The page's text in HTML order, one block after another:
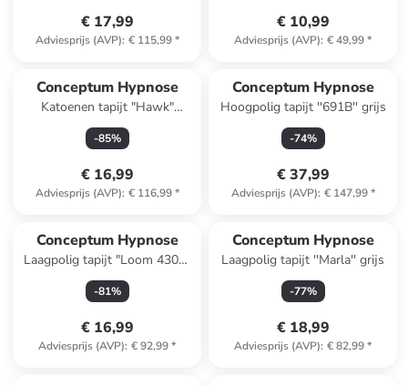
€ 17,99
Adviesprijs (AVP): € 115,99*
€ 10,99
Adviesprijs (AVP): € 49,99*
Conceptum Hypnose
Katoenen tapijt "Hawk"
beige/zwart
-85%
€ 16,99
Adviesprijs (AVP): € 116,99*
Conceptum Hypnose
Hoogpolig tapijt ''691B'' grijs
-74%
€ 37,99
Adviesprijs (AVP): € 147,99*
Conceptum Hypnose
Laagpolig tapijt "Loom 4300"
beige
-81%
€ 16,99
Adviesprijs (AVP): € 92,99*
Conceptum Hypnose
Laagpolig tapijt ''Marla'' grijs
-77%
€ 18,99
Adviesprijs (AVP): € 82,99*